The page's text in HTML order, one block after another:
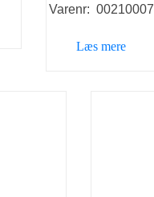
Varenr: 00210007
Læs mere